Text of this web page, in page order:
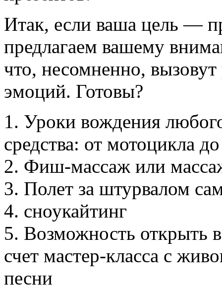
Итак, если ваша цель —
предлагаем вашему
что, несомненно,
эмоций. Готовы?
1. Уроки вождения
средства: от мотоцикла
2. Фиш-массаж или
3. Полет за штурвалом
4. сноукайтинг
5. Возможность открыть
счет мастер-класса с
песни